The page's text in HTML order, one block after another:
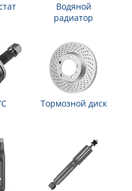
Водяной
радиатор
Тормозной диск